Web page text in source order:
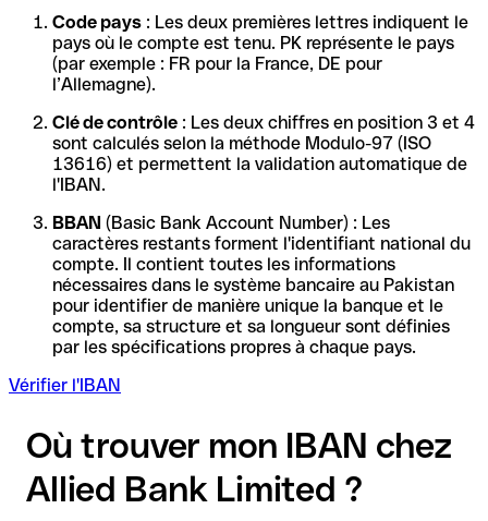
Code pays : Les deux premières lettres indiquent le
pays où le compte est tenu. PK représente le pays
(par exemple : FR pour la France, DE pour
l’Allemagne).
Clé de contrôle : Les deux chiffres en position 3 et 4
sont calculés selon la méthode Modulo-97 (ISO
13616) et permettent la validation automatique de
l'IBAN.
BBAN (Basic Bank Account Number) : Les
caractères restants forment l'identifiant national du
compte. Il contient toutes les informations
nécessaires dans le système bancaire au Pakistan
pour identifier de manière unique la banque et le
compte, sa structure et sa longueur sont définies
par les spécifications propres à chaque pays.
Vérifier l'IBAN
Où trouver mon IBAN chez
Allied Bank Limited ?